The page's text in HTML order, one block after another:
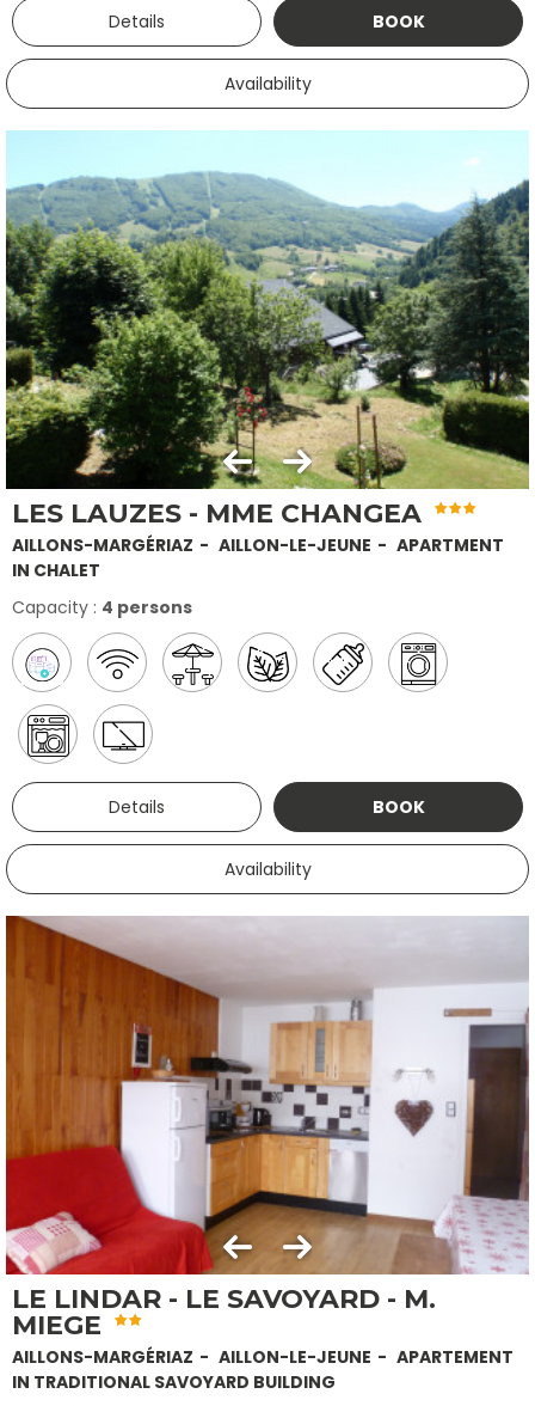
Details BOOK
Availability
LES LAUZES - MME CHANGEA
AILLONS-MARGÉRIAZ AILLON-LE-JEUNE
APARTMENT
IN CHALET
Capacity : 4 persons
Details BOOK
Availability
LE LINDAR - LE SAVOYARD - M.
MIEGE
AILLONS-MARGÉRIAZ AILLON-LE-JEUNE
APARTEMENT
IN TRADITIONAL SAVOYARD BUILDING